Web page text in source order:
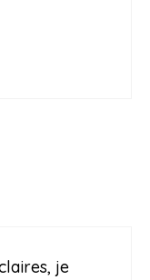
je